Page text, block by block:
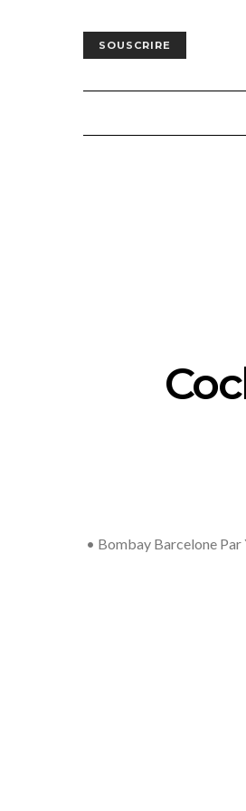
SOUSCRIRE
• Bombay Barcelone Par